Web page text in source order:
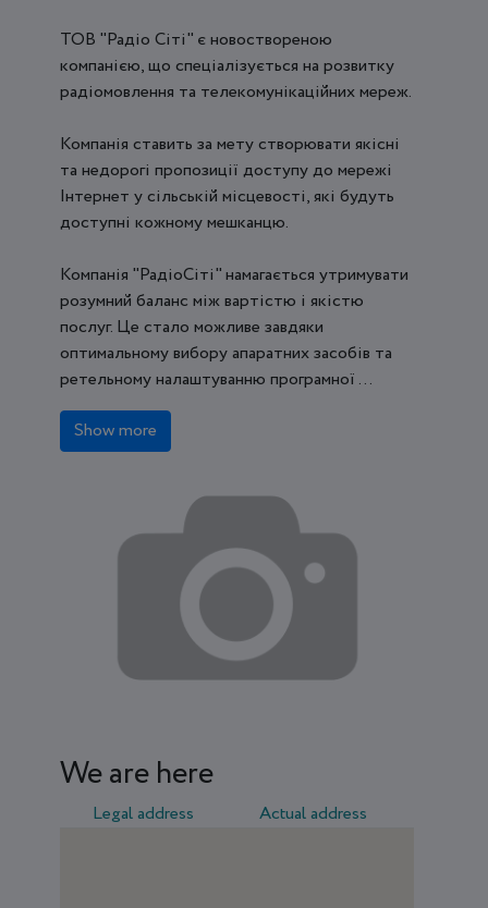
ТОВ "Радіо Сіті" є новоствореною
компанією, що спеціалізується на розвитку
радіомовлення та телекомунікаційних мереж.
Компанія ставить за мету створювати якісні
та недорогі пропозиції доступу до мережі
Інтернет у сільській місцевості, які будуть
доступні кожному мешканцю.
Компанія "РадіоСіті" намагається утримувати
розумний баланс між вартістю і якістю
послуг. Це стало можливе завдяки
оптимальному вибору апаратних засобів та
ретельному налаштуванню програмної ...
Show more
We are here
Legal address Actual address